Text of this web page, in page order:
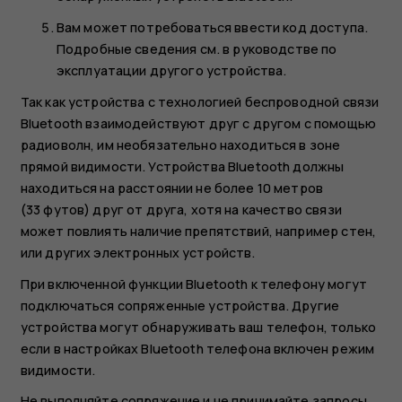
Вам может потребоваться ввести код доступа.
Подробные сведения см. в руководстве по
эксплуатации другого устройства.
Так как устройства с технологией беспроводной связи
Bluetooth взаимодействуют друг с другом с помощью
радиоволн, им необязательно находиться в зоне
прямой видимости. Устройства Bluetooth должны
находиться на расстоянии не более 10 метров
(33 футов) друг от друга, хотя на качество связи
может повлиять наличие препятствий, например стен,
или других электронных устройств.
При включенной функции Bluetooth к телефону могут
подключаться сопряженные устройства. Другие
устройства могут обнаруживать ваш телефон, только
если в настройках Bluetooth телефона включен режим
видимости.